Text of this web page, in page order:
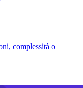
complessità o